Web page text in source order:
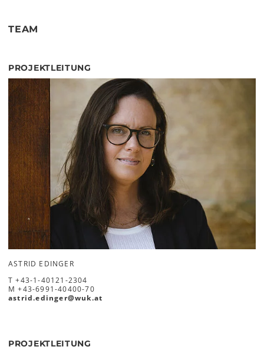
TEAM
PROJEKTLEITUNG
ASTRID EDINGER
T+43-1-40121-2304
M+43-6991-40400-70
astrid.edinger@wuk.at
PROJEKTLEITUNG